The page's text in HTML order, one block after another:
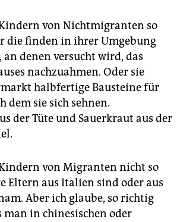
von Nichtmigranten so
die finden in ihrer Umgebung
denen versucht wird, das
nachzuahmen. Oder sie
halbfertige Bausteine für
dem sie sich sehnen.
der Tüte und Sauerkraut aus der
von Migranten nicht so
Eltern aus Italien sind oder aus
Aber ich glaube, so richtig
man in chinesischen oder